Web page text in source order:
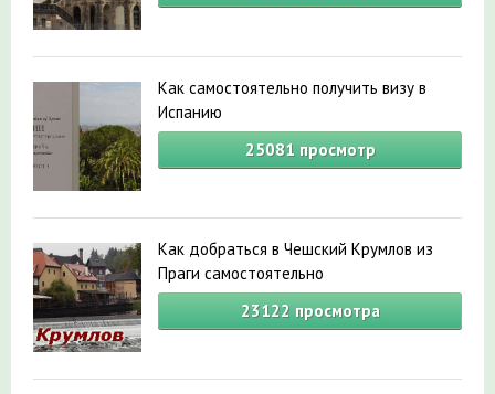
Как самостоятельно получить визу в
Испанию
25081 просмотр
Как добраться в Чешский Крумлов из
Праги самостоятельно
23122 просмотра